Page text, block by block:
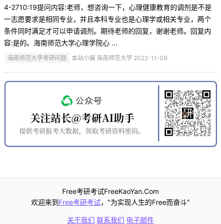
4-2710:19提问内容:老师，想咨询一下，心理健康教育的调剂是不是
一志愿要求是相同专业，并且本科专业也是心理学或相关专业，两个
条件同时满足才可以申请调剂。期待老师的回复，谢谢老师。回复内
容:是的。海南师范大学心理学院心 ...
海南师范大学考研问题 本站小编 海南师范大学 2022-11-09
Free考研考试FreeKaoYan.Com
欢迎来到Free考研考试，"为实现人生的Free而奋斗"
关于我们 联系我们 电子邮件